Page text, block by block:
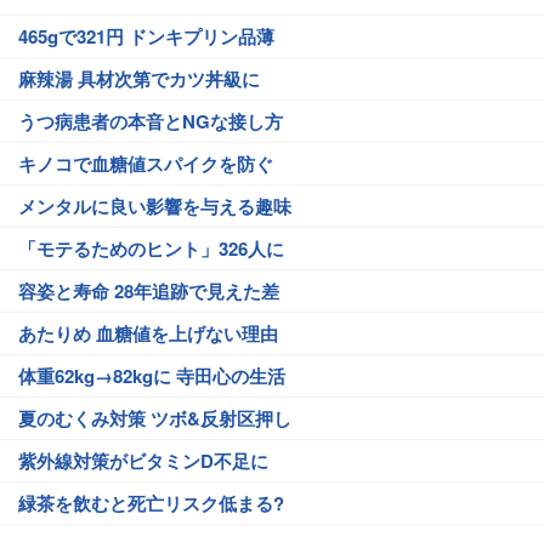
465gで321円 ドンキプリン品薄
麻辣湯 具材次第でカツ丼級に
うつ病患者の本音とNGな接し方
キノコで血糖値スパイクを防ぐ
メンタルに良い影響を与える趣味
「モテるためのヒント」326人に
容姿と寿命 28年追跡で見えた差
あたりめ 血糖値を上げない理由
体重62kg→82kgに 寺田心の生活
夏のむくみ対策 ツボ&反射区押し
紫外線対策がビタミンD不足に
緑茶を飲むと死亡リスク低まる?